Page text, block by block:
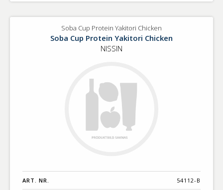
Soba Cup Protein Yakitori Chicken
Soba Cup Protein Yakitori Chicken
NISSIN
ART. NR. 54112-B